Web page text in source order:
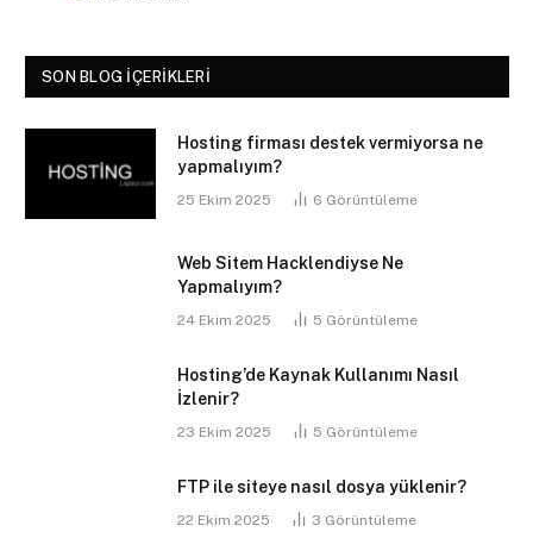
SON BLOG İÇERIKLERI
Hosting firması destek vermiyorsa ne
yapmalıyım?
25 Ekim 2025 6 Görüntüleme
Web Sitem Hacklendiyse Ne
Yapmalıyım?
24 Ekim 2025 5 Görüntüleme
Hosting’de Kaynak Kullanımı Nasıl
İzlenir?
23 Ekim 2025 5 Görüntüleme
FTP ile siteye nasıl dosya yüklenir?
22 Ekim 2025 3 Görüntüleme